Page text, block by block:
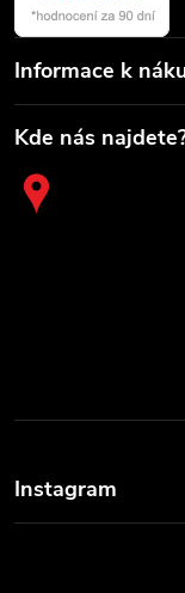
Informace k
Kde nás
Instagram